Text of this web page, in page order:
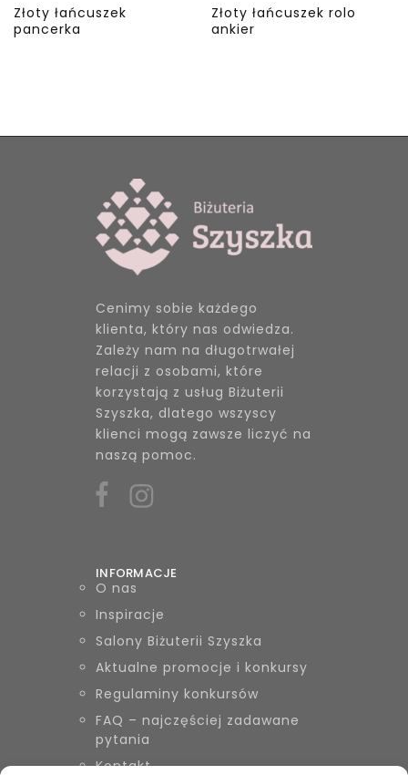
Złoty łańcuszek
pancerka
Złoty łańcuszek rolo
ankier
Cenimy sobie każdego
klienta, który nas odwiedza.
Zależy nam na długotrwałej
relacji z osobami, które
korzystają z usług Biżuterii
Szyszka, dlatego wszyscy
klienci mogą zawsze liczyć na
naszą pomoc.
INFORMACJE
O nas
Inspiracje
Salony Biżuterii Szyszka
Aktualne promocje i konkursy
Regulaminy konkursów
FAQ – najczęściej zadawane
pytania
Kontakt